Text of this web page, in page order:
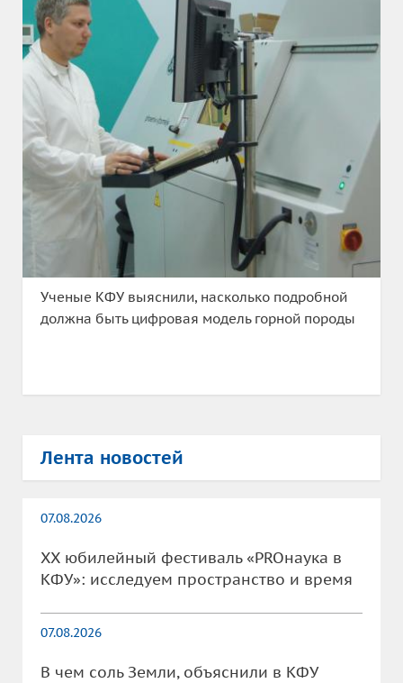
Ученые КФУ выяснили, насколько подробной
должна быть цифровая модель горной породы
Лента новостей
07.08.2026
XX юбилейный фестиваль «PROнаука в
КФУ»: исследуем пространство и время
07.08.2026
В чем соль Земли, объяснили в КФУ